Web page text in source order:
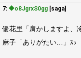
7: ◆o8JgrxS0gg [saga]
優花里「肩かしますよ、
麻子「ありがたい…」ｽｯ